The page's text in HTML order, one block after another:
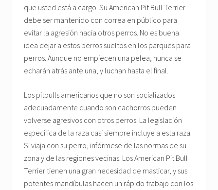
que usted está a cargo. Su American Pit Bull Terrier
debe ser mantenido con correa en público para
evitar la agresión hacia otros perros. No es buena
idea dejar a estos perros sueltos en los parques para
perros. Aunque no empiecen una pelea, nunca se
echarán atrás ante una, y luchan hasta el final.
Los pitbulls americanos que no son socializados
adecuadamente cuando son cachorros pueden
volverse agresivos con otros perros. La legislación
específica de la raza casi siempre incluye a esta raza.
Si viaja con su perro, infórmese de las normas de su
zona y de las regiones vecinas. Los American Pit Bull
Terrier tienen una gran necesidad de masticar, y sus
potentes mandíbulas hacen un rápido trabajo con los